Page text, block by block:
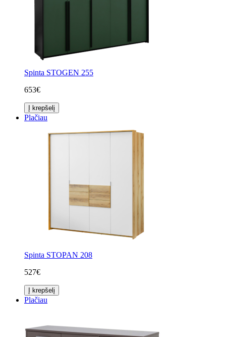
Spinta STOGEN 255
653€
Į krepšelį
Plačiau
Spinta STOPAN 208
527€
Į krepšelį
Plačiau